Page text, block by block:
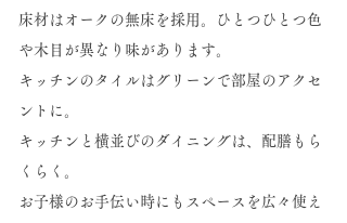
​床材はオークの無床を採用。ひとつひとつ色
や木目が異なり味があります。
キッチンのタイルはグリーンで部屋のアクセ
ントに。
キッチンと横並びのダイニングは、配膳もら
くらく。
お子様のお手伝い時にもスペースを広々使え